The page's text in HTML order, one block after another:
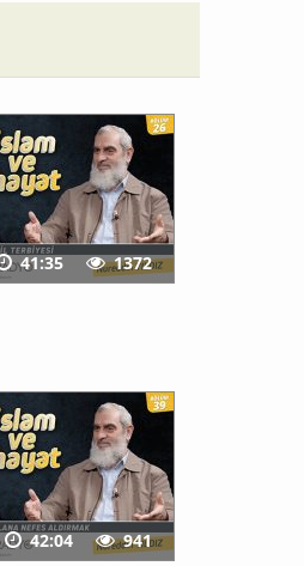
41:35 1372
42:04 941